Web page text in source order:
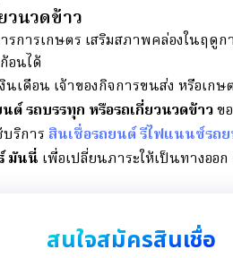
วนวดข้าว
รการเกษตร เสริมสภาพคล่องในฤดู
อนได้
น เจ้าของกิจการขนส่ง หรือเกษ
ต์ รถบรรทุก หรือรถเกี่ยวนวดข้าวข
ริการสินเชื่อรถยนต์รีไฟแนนซ์รถ
มันนี่ เพื่อเปลี่ยนภาระให้เป็นทางออ
สนใจสมัครสินเชื่อ